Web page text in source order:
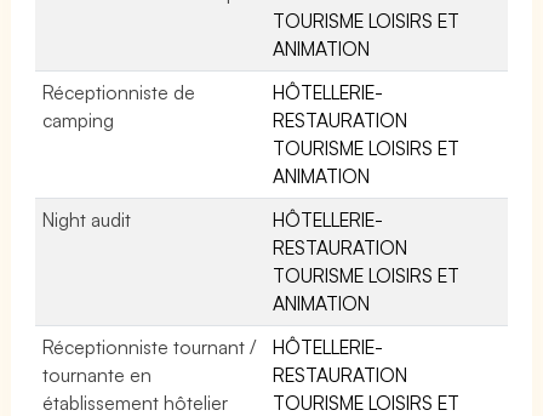
TOURISME LOISIRS ET
ANIMATION
Réceptionniste de
camping
HÔTELLERIE-
RESTAURATION
TOURISME LOISIRS ET
ANIMATION
Night audit
HÔTELLERIE-
RESTAURATION
TOURISME LOISIRS ET
ANIMATION
Réceptionniste tournant /
tournante en
établissement hôtelier
HÔTELLERIE-
RESTAURATION
TOURISME LOISIRS ET